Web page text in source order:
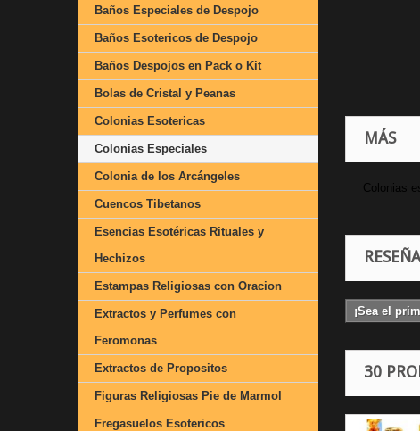
Baños Especiales de Despojo
Baños Esotericos de Despojo
Baños Despojos en Pack o Kit
Bolas de Cristal y Peanas
Colonias Esotericas
Colonias Especiales
Colonia de los Arcángeles
Cuencos Tibetanos
Esencias Esotéricas Rituales y
Hechizos
Estampas Religiosas con Oracion
Extractos y Perfumes con
Feromonas
Extractos de Propositos
Figuras Religiosas Pie de Marmol
Fregasuelos Esotericos
MÁS
Colonias
¡Sea el
30